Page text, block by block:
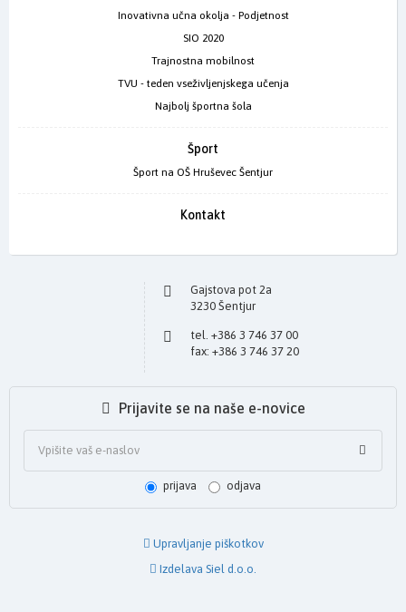
Inovativna učna okolja - Podjetnost
SIO 2020
Trajnostna mobilnost
TVU - teden vseživljenjskega učenja
Najbolj športna šola
Šport
Šport na OŠ Hruševec Šentjur
Kontakt
Gajstova pot 2a
3230 Šentjur
tel. +386 3 746 37 00
fax: +386 3 746 37 20
Prijavite se na naše e-novice
prijava odjava
Upravljanje piškotkov
Izdelava Siel d.o.o.